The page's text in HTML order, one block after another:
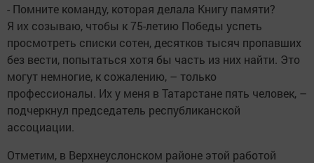
- Помните команду, которая делала Книгу памяти?
Я их созываю, чтобы к 75-летию Победы успеть
просмотреть списки сотен, десятков тысяч пропавших
без вести, попытаться хотя бы часть из них найти. Это
могут немногие, к сожалению, – только
профессионалы. Их у меня в Татарстане пять человек, –
подчеркнул председатель республиканской
ассоциации.
Отметим, в Верхнеуслонском районе этой работой